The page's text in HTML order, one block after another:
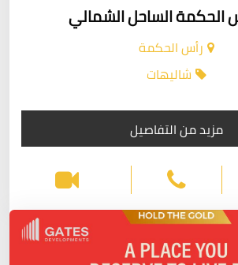
الحكمة الساحل الشمالي
رأس الحكمة
شاليهات
مزيد من التفاصيل